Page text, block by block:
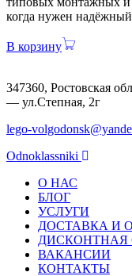
когда нужен
В корзину
347360, Ростовская
— ул.Степная, 2г
lego-
Odnoklassniki
О НАС
БЛОГ
УСЛУГИ
ДОСТАВКА И
ДИСКОНТНАЯ
ВАКАНСИИ
КОНТАКТЫ